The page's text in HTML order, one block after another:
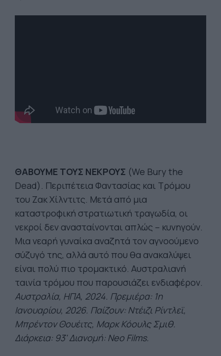
ΘΑΒΟΥΜΕ ΤΟΥΣ ΝΕΚΡΟΥΣ (We Bury the
Dead). Περιπέτεια Φαντασίας και Τρόμου
του Ζακ Χίλντιτς. Μετά από μια
καταστροφική στρατιωτική τραγωδία, οι
νεκροί δεν ανασταίνονται απλώς – κυνηγούν.
Μια νεαρή γυναίκα αναζητά τον αγνοούμενο
σύζυγό της, αλλά αυτό που θα ανακαλύψει
είναι πολύ πιο τρομακτικό. Αυστραλιανή
ταινία τρόμου που παρουσιάζει ενδιαφέρον.
Αυστραλία, ΗΠΑ, 2024. Πρεμιέρα: 1η
Ιανουαρίου, 2026. Παίζουν: Ντέιζι Ρίντλεϊ,
Μπρέντον Θουέιτς, Μαρκ ΚόουλςΣμιθ.
Διάρκεια: 93' Διανομή: Neo Films.